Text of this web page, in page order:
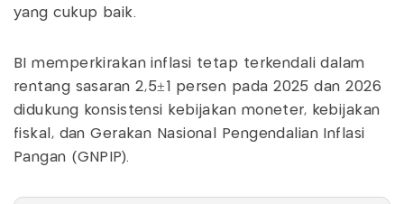
yang cukup baik.
BI memperkirakan inflasi tetap terkendali dalam
rentang sasaran 2,5±1 persen pada 2025 dan 2026
didukung konsistensi kebijakan moneter, kebijakan
fiskal, dan Gerakan Nasional Pengendalian Inflasi
Pangan (GNPIP).